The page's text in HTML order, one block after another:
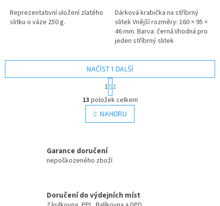
Reprezentativní uložení zlatého
slitku o váze 250 g.
Dárková krabička na stříbrný
slitek Vnější rozměry: 160 × 95 ×
46 mm. Barva: černá.Vhodná pro
jeden stříbrný slitek
O
v
l
á
í
v
k
NAČÍST 1 DALŠÍ
t
r
á
n
k
n
í
1 2
13 položek celkem
NAHORU
Garance doručení
nepoškozeného zboží
Doručení do výdejních míst